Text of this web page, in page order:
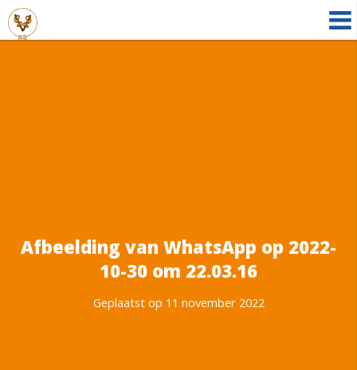
Afbeelding van WhatsApp op 2022-
10-30 om 22.03.16
Geplaatst op 11 november 2022